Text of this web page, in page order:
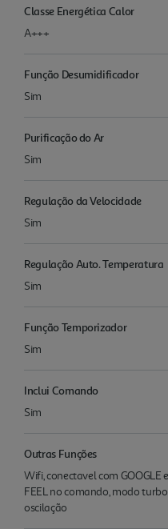
Classe Energética Calor
A+++
Função Desumidificador
Sim
Purificação do Ar
Sim
Regulação da Velocidade
Sim
Regulação Auto. Temperatura
Sim
Função Temporizador
Sim
Inclui Comando
Sim
Outras Funções
Wifi, conectavel com GOOGLE
FEEL no comando, modo
oscilação